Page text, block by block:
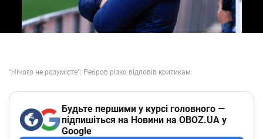
Будьте першими у курсі головного —
підпишіться на Новини на OBOZ.UA у
Google